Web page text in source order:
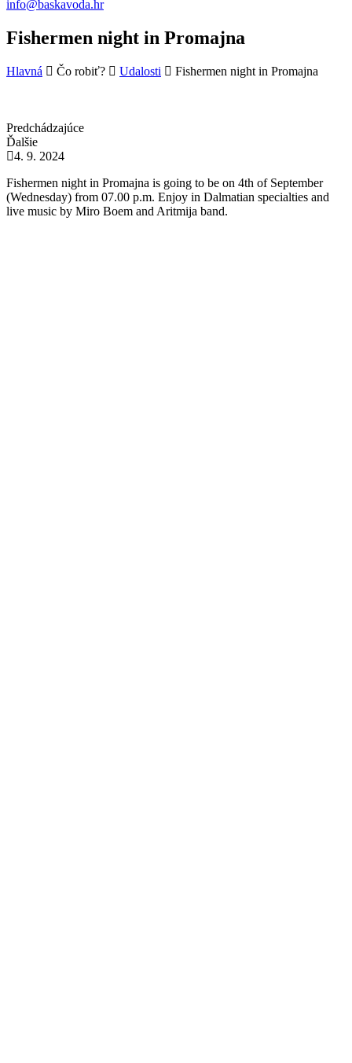
info@baskavoda.hr
Fishermen night in Promajna
Hlavná Čo robiť? Udalosti Fishermen night in Promajna
Predchádzajúce
Ďalšie
4. 9. 2024
Fishermen night in Promajna is going to be on 4th of September
(Wednesday) from 07.00 p.m. Enjoy in Dalmatian specialties and
live music by Miro Boem and Aritmija band.